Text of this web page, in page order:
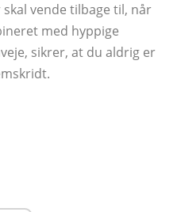
vende tilbage til, når
med hyppige
sikrer, at du aldrig er